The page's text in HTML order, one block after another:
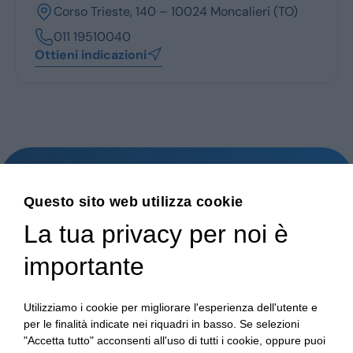
Corso Trieste, 140 – 10024 Moncalieri (TO)
011 19510040
Ottieni indicazioni
Hai bisogno di aiuto?
Questo sito web utilizza cookie
La tua privacy per noi è
importante
Utilizziamo i cookie per migliorare l'esperienza dell'utente e
per le finalità indicate nei riquadri in basso. Se selezioni
"Accetta tutto" acconsenti all'uso di tutti i cookie, oppure puoi